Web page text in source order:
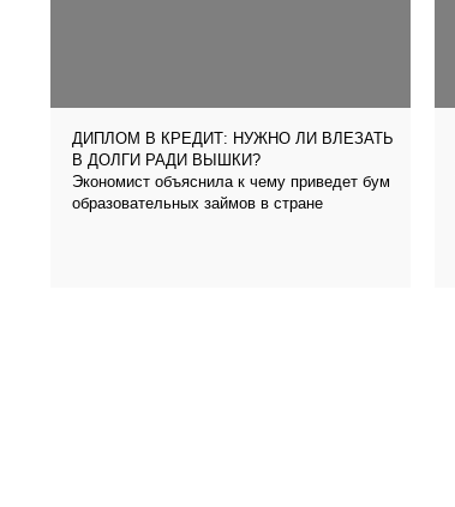
ДИПЛОМ В КРЕДИТ: НУЖНО ЛИ ВЛЕЗАТЬ
В ДОЛГИ РАДИ ВЫШКИ?
Экономист объяснила к чему приведет бум
образовательных займов в стране